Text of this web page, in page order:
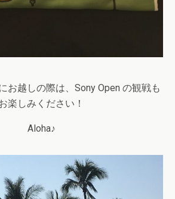
お越しの際は、Sony Open の観戦も
楽しみください！
Aloha♪